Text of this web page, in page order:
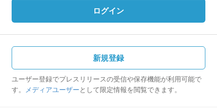
ログイン
新規登録
ユーザー登録でプレスリリースの受信や保存機能が利用可能で
す。 メディアユーザーとして限定情報を閲覧できます。